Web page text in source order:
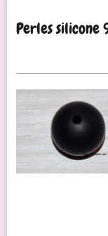
Perles silicone